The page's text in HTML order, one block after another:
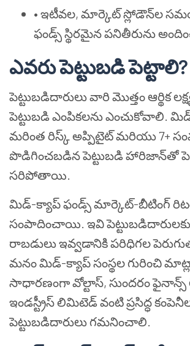
• ఇటీవల, మార్కెట్ స్లోడౌన్‌ల
ఫండ్స్ స్థిరమైన పనితీరును
ఎవరు పెట్టుబడి పెట్టాలి?
పెట్టుబడిదారులు వారి మొత్తం ఆర్థిక
పెట్టుబడి ఎంపికలను ఎంచుకోవాలి.
మరింత రిస్క్ అప్పిటైట్ మరియు 7+
పొడిగించబడిన పెట్టుబడి హారిజాన్‌తో
సరిపోతాయి.
మిడ్-క్యాప్ ఫండ్స్ మార్కెట్-బీటింగ్
సంపాదించాయి. ఇవి
రాబడులు ఇవ్వడానికి పరిధిగల
మనం మిడ్-క్యాప్ సంస్థల గురించి
సాధారణంగా వోల్టాస్, సుందరం ఫైనాన్స్
ఇండస్ట్రీస్ లిమిటెడ్ వంటి ప్రసిద్ధ
పెట్టుబడిదారులు గమనించాలి.